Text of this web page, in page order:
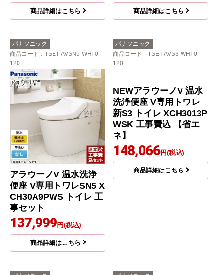
商品詳細はこちら 商品詳細はこちら
パナソニック
商品コード ：TSET-AVSN5-WHI-0-
120
アラウーノV 温水洗浄
便座 V専用トワレSN5 X
CH30A9PWS トイレ 工
事セット
137,999円(税込)
商品詳細はこちら
パナソニック
商品コード ：TSET-AVS3-WHI-0-
120
NEWアラウーノV 温水